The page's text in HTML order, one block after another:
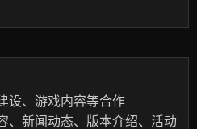
设、游戏内容等合作
、新闻动态、版本介绍、活动